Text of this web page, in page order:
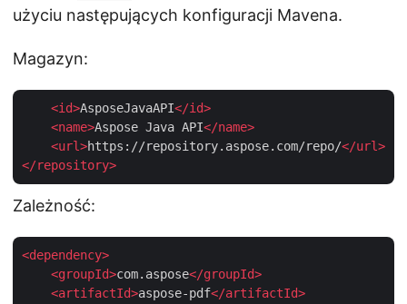
użyciu następujących konfiguracji Mavena.
Magazyn:
<id>AsposeJavaAPI</id>
<name>Aspose Java API</name>
<url>https://repository.aspose.com/repo/</url>
</repository>
Zależność:
<dependency>
<groupId>com.aspose</groupId>
<artifactId>aspose-pdf</artifactId>